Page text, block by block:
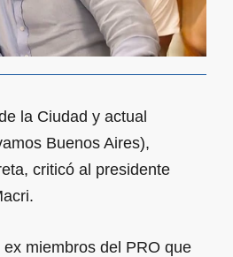
la Ciudad y actual
Buenos Aires),
criticó al presidente
miembros del PRO que